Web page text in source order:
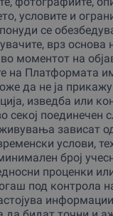
условите и
се
врз основа
моментот на
на Платформата
да не ја
изведба или
секој поединечен
зависат
услови,
број
проценки
под контрола